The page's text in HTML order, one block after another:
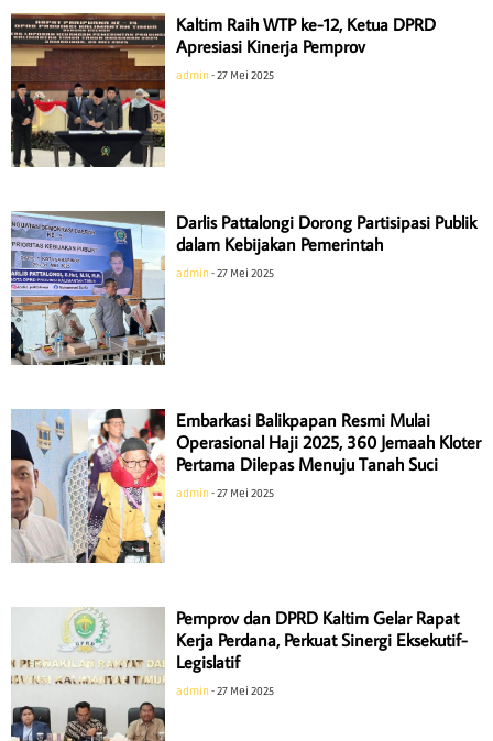
Kaltim Raih WTP ke-12, Ketua DPRD
Apresiasi Kinerja Pemprov
admin 27 Mei 2025
Darlis Pattalongi Dorong Partisipasi Publik
dalam Kebijakan Pemerintah
admin 27 Mei 2025
Embarkasi Balikpapan Resmi Mulai
Operasional Haji 2025, 360 Jemaah Kloter
Pertama Dilepas Menuju Tanah Suci
admin 27 Mei 2025
Pemprov dan DPRD Kaltim Gelar Rapat
Kerja Perdana, Perkuat Sinergi Eksekutif-
Legislatif
admin 27 Mei 2025